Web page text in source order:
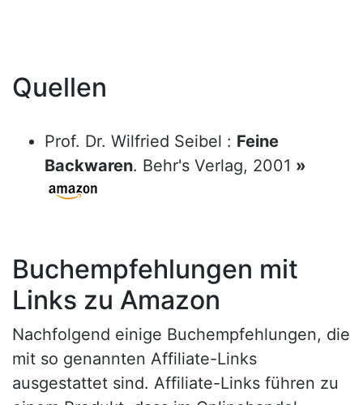
Quellen
Prof. Dr. Wilfried Seibel : Feine
Backwaren. Behr's Verlag, 2001 »
Buchempfehlungen mit
Links zu Amazon
Nachfolgend einige Buchempfehlungen, die
mit so genannten Affiliate-Links
ausgestattet sind. Affiliate-Links führen zu